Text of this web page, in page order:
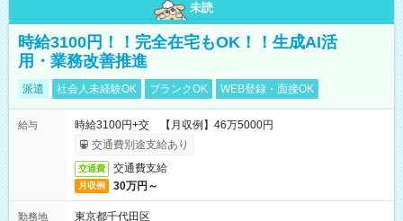
未読
時給3100円！！完全在宅もOK！！生成AI活
用・業務改善推進
派遣 社会人未経験OK ブランクOK WEB登録・面接OK
給与
時給3100円+交 【月収例】46万5000円
交通費別途支給あり
交通費 交通費支給
月収例 30万円～
勤務地
東京都千代田区